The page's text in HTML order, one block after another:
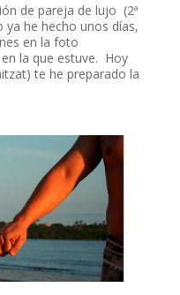
de pareja de lujo (2ª
ya he hecho unos días,
en la foto
la que estuve. Hoy
te he preparado la